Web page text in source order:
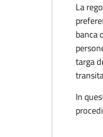
La
banca
targa
In